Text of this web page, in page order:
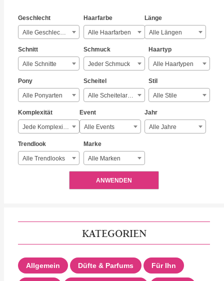
Geschlecht
Alle Geschlechter
Haarfarbe
Alle Haarfarben
Länge
Alle Längen
Schnitt
Alle Schnitte
Schmuck
Jeder Schmuck
Haartyp
Alle Haartypen
Pony
Alle Ponyarten
Scheitel
Alle Scheitelarten
Stil
Alle Stile
Komplexität
Jede Komplexität
Event
Alle Events
Jahr
Alle Jahre
Trendlook
Alle Trendlooks
Marke
Alle Marken
ANWENDEN
KATEGORIEN
Allgemein Düfte & Parfums Für Ihn